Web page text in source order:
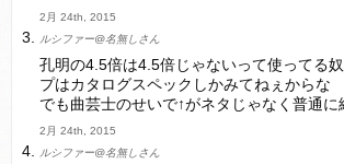
2月 24th, 2015
ルシファー@名無しさん
孔明の4.5倍は4.5倍じゃないって使ってる
プはカタログスペックしかみてねぇからな
でも曲芸士のせいで↑がネタじゃなく普通
2月 24th, 2015
ルシファー@名無しさん